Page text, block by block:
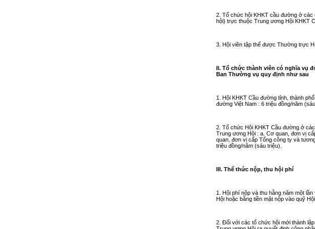
2. Tổ chức hội KHKT cầu đường ở
hội) trực thuộc Trung ương Hội KHKT
3. Hội viên tập thể được Thường trực
II. Tổ chức thành viên có nghĩa vụ
Ban Thường vụ quy định như sau
1. Hội KHKT Cầu đường tỉnh, thành
đường Việt Nam : 6 triệu đồng/năm
2. Tổ chức Hội KHKT Cầu đường ở
Trung ương Hội : a. Cơ quan, đơn vị
quan, đơn vị cấp Tổng công ty và
triệu đồng/năm (sáu triệu).
III. Thể thức nộp, thu hội phí
1. Hội phí nộp và thu hằng năm một
Hội hoặc bằng tiền mặt nộp vào quỹ
2. Đối với các tổ chức hội mới thành